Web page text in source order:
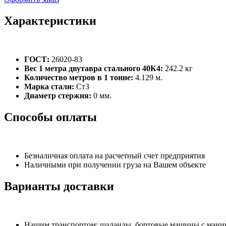
Характеристики
ГОСТ: 26020-83
Вес 1 метра двутавра стального 40К4: 242.2 кг
Количество метров в 1 тонне: 4.129 м.
Марка стали: Ст3
Диаметр стержня: 0 мм.
Способы оплаты
Безналичная оплата на расчетный счет предприятия
Наличными при получении груза на Вашем объекте
Варианты доставки